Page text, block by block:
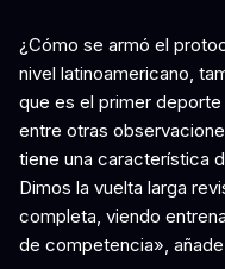
¿Cómo se armó el
nivel latinoamericano,
que es el primer
entre otras
tiene una característica
Dimos la vuelta larga
completa, viendo
de competencia»,